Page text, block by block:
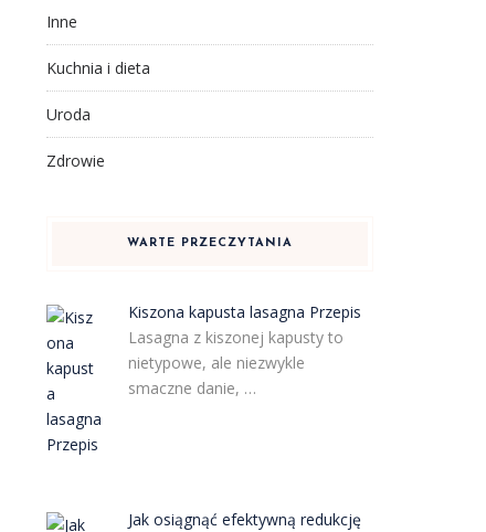
Inne
Kuchnia i dieta
Uroda
Zdrowie
WARTE PRZECZYTANIA
Kiszona kapusta lasagna Przepis
Lasagna z kiszonej kapusty to
nietypowe, ale niezwykle
smaczne danie, …
Jak osiągnąć efektywną redukcję